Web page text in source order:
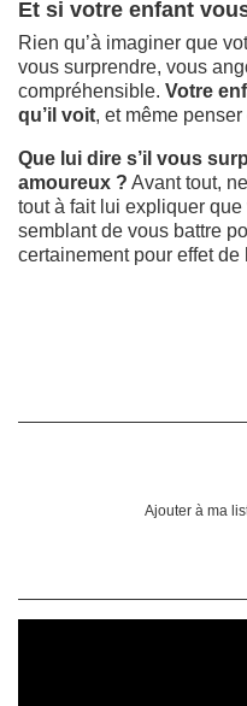
Et si votre enfant
Rien qu’à imaginer que
vous surprendre, vous
compréhensible. Votre
qu’il voit, et même penser
Que lui dire s’il vous
amoureux ? Avant tout,
tout à fait lui expliquer
semblant de vous battre
certainement pour effet de
Ajouter à ma